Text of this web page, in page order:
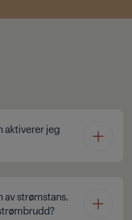
aktiverer jeg
strømstans.